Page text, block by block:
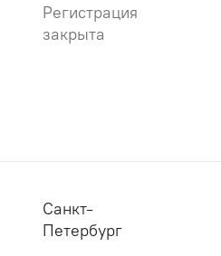
Регистрация
закрыта
Санкт-
Петербург